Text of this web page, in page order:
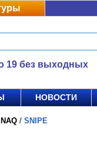
19 без выходных
НОВОСТИ
/ SNIPE